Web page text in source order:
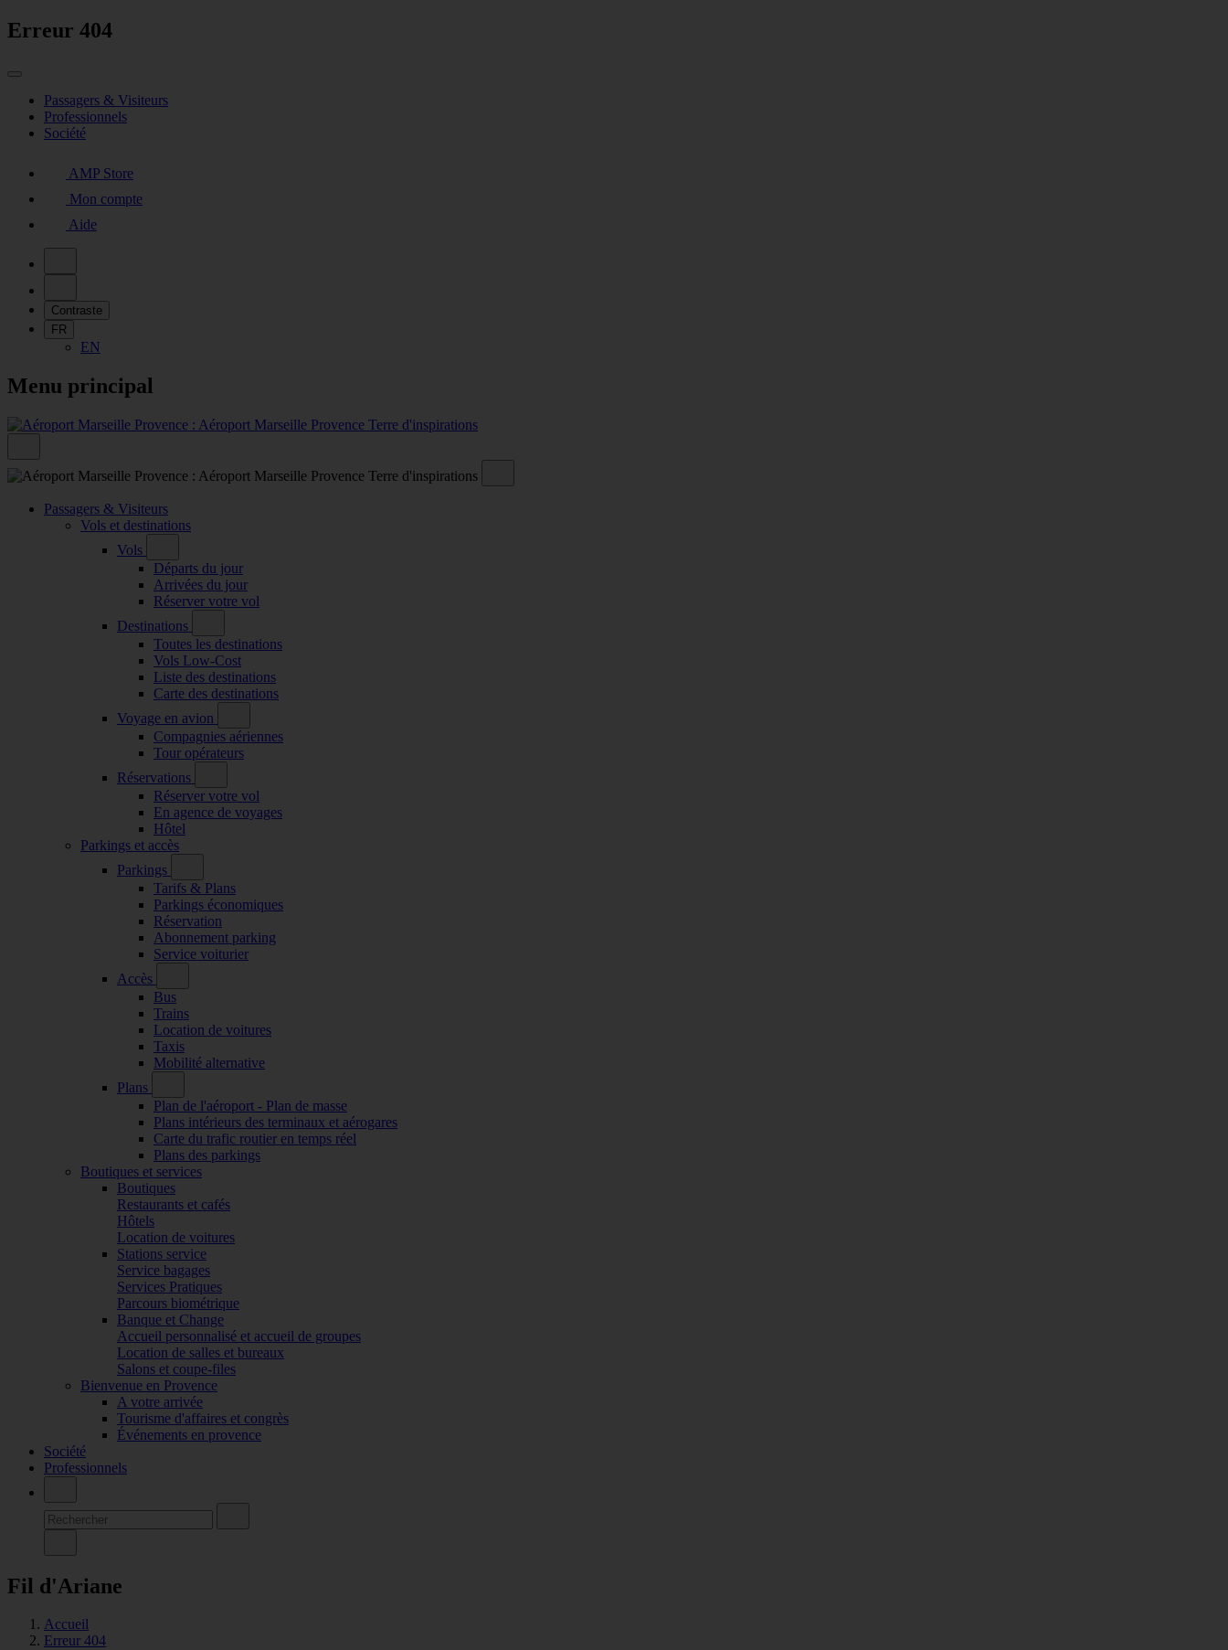
Erreur 404
Passagers & Visiteurs
Professionnels
Société
AMP Store
Mon compte
Aide
Contraste
FR
EN
Menu principal
Passagers & Visiteurs
Vols et destinations
Vols
Départs du jour
Arrivées du jour
Réserver votre vol
Destinations
Toutes les destinations
Vols Low-Cost
Liste des destinations
Carte des destinations
Voyage en avion
Compagnies aériennes
Tour opérateurs
Réservations
Réserver votre vol
En agence de voyages
Hôtel
Parkings et accès
Parkings
Tarifs & Plans
Parkings économiques
Réservation
Abonnement parking
Service voiturier
Accès
Bus
Trains
Location de voitures
Taxis
Mobilité alternative
Plans
Plan de l'aéroport - Plan de masse
Plans intérieurs des terminaux et aérogares
Carte du trafic routier en temps réel
Plans des parkings
Boutiques et services
Boutiques
Restaurants et cafés
Hôtels
Location de voitures
Stations service
Service bagages
Services Pratiques
Parcours biométrique
Banque et Change
Accueil personnalisé et accueil de groupes
Location de salles et bureaux
Salons et coupe-files
Bienvenue en Provence
A votre arrivée
Tourisme d'affaires et congrès
Événements en provence
Société
Professionnels
Fil d'Ariane
Accueil
Erreur 404